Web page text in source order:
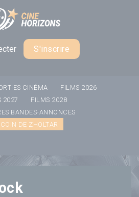
S'inscrire
CINÉMA
FILMS 2026
2027
FILMS 2028
BANDES-ANNONCES
DE ZHOLTAR
cookies